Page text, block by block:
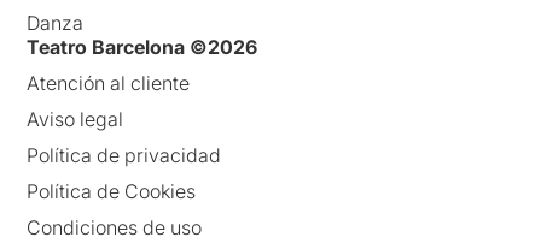
Danza
Teatro Barcelona ©2026
Atención al cliente
Aviso legal
Política de privacidad
Política de Cookies
Condiciones de uso